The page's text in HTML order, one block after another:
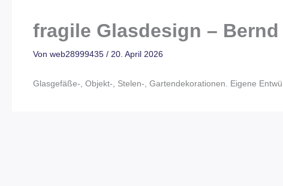
fragile Glasdesign –
Von web28999435 / 20. April 2026
Glasgefäße-, Objekt-, Stelen-, Gartendekorationen. Eigene